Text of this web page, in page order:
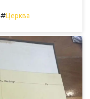
#Церква